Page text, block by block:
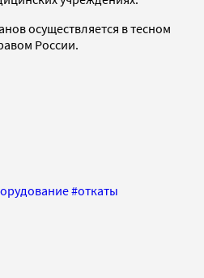
осуществляется в тесном
России.
#откаты